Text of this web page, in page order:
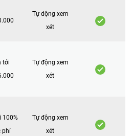
Tự động xem
xét
tới
Tự động xem
xét
100%
phí
Tự động xem
xét